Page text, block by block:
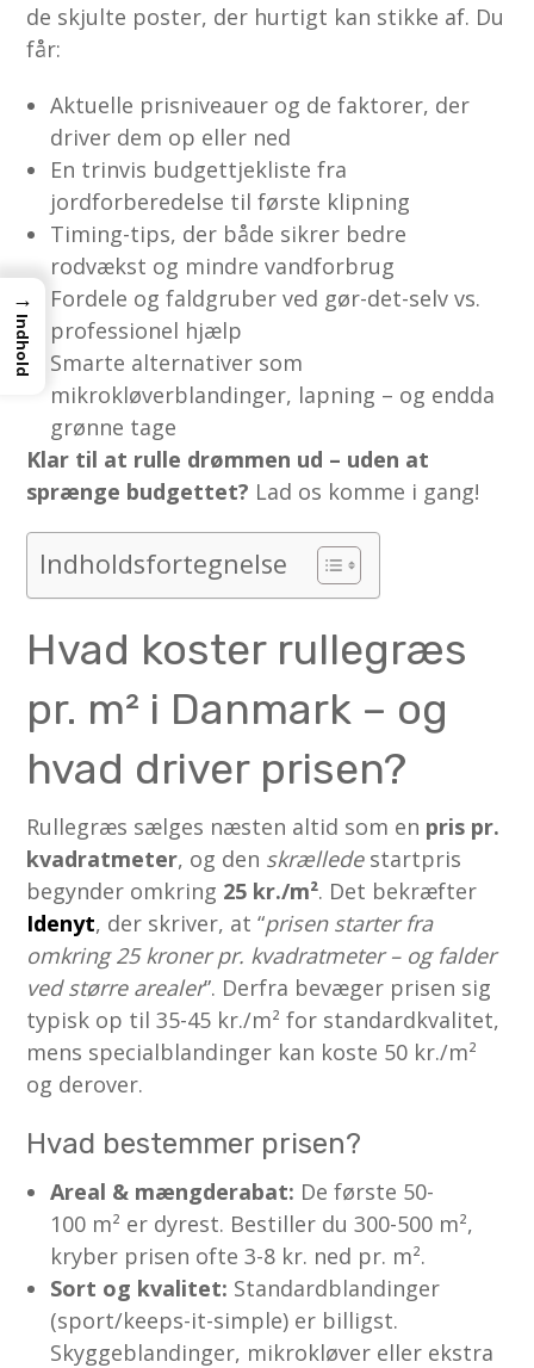
de skjulte poster, der hurtigt kan stikke af. Du
får:
Aktuelle prisniveauer og de faktorer, der
driver dem op eller ned
En trinvis budgettjekliste fra
jordforberedelse til første klipning
Timing-tips, der både sikrer bedre
rodvækst og mindre vandforbrug
Fordele og faldgruber ved gør-det-selv vs.
professionel hjælp
Smarte alternativer som
mikrokløverblandinger, lapning – og endda
grønne tage
Klar til at rulle drømmen ud – uden at
sprænge budgettet? Lad os komme i gang!
Indholdsfortegnelse
Hvad koster rullegræs
pr. m² i Danmark – og
hvad driver prisen?
Rullegræs sælges næsten altid som en pris pr.
kvadratmeter, og den skrælledestartpris
begynder omkring 25 kr./m². Det bekræfter
Idenyt, der skriver, at “prisen starter fra
omkring 25 kroner pr. kvadratmeter – og falder
ved større arealer”. Derfra bevæger prisen sig
typisk op til 35-45 kr./m² for standardkvalitet,
mens specialblandinger kan koste 50 kr./m²
og derover.
Hvad bestemmer prisen?
Areal & mængderabat: De første 50-
100 m² er dyrest. Bestiller du 300-500 m²,
kryber prisen ofte 3-8 kr. ned pr. m².
Sort og kvalitet: Standardblandinger
(sport/keeps-it-simple) er billigst.
Skyggeblandinger, mikrokløver eller ekstra
→
Indhold